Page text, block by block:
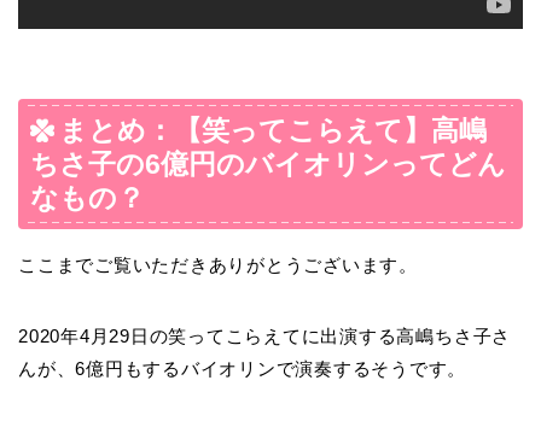
まとめ：【笑ってこらえて】高嶋
ちさ子の6億円のバイオリンってどん
なもの？
ここまでご覧いただきありがとうございます。
2020年4月29日の笑ってこらえてに出演する高嶋ちさ子さ
んが、6億円もするバイオリンで演奏するそうです。